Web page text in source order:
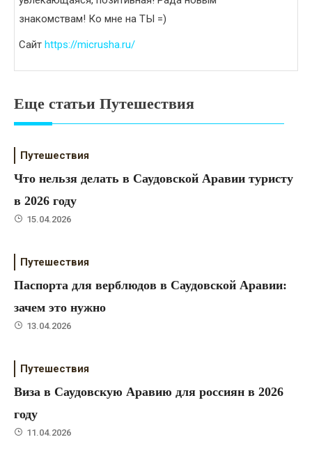
знакомствам! Ко мне на ТЫ =)
Сайт https://micrusha.ru/
Еще статьи Путешествия
Путешествия
Что нельзя делать в Саудовской Аравии туристу
в 2026 году
15.04.2026
Путешествия
Паспорта для верблюдов в Саудовской Аравии:
зачем это нужно
13.04.2026
Путешествия
Виза в Саудовскую Аравию для россиян в 2026
году
11.04.2026